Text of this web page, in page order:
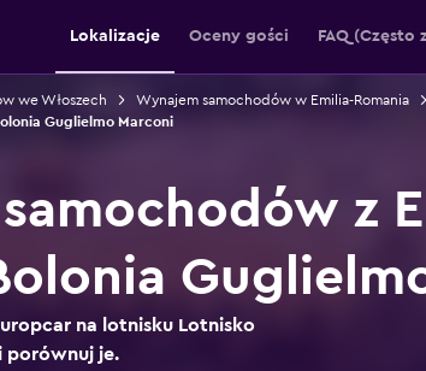
Lokalizacje Oceny gości FAQ
we Włoszech Wynajem samochodów w Emilia-Romania
Guglielmo Marconi
z
na lotnisku Lotnisko
porównuj je.